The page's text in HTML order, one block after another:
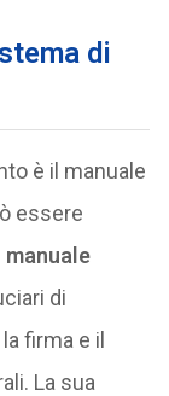
di
è il manuale
essere
manuale
di
firma e il
La sua